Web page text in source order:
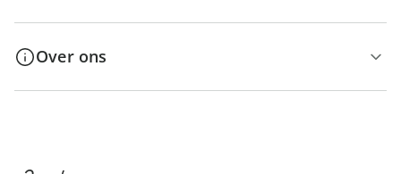
Over ons